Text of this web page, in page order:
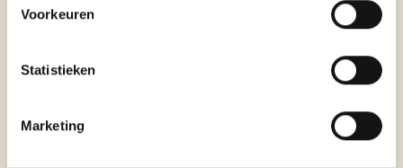
Voorkeuren
Statistieken
Marketing